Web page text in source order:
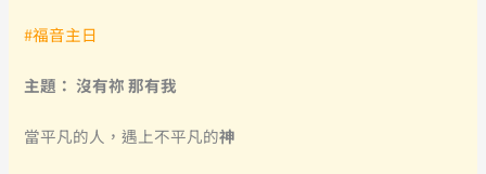
#福音主日
主題： 沒有祢 那有我
當平凡的人，遇上不平凡的神